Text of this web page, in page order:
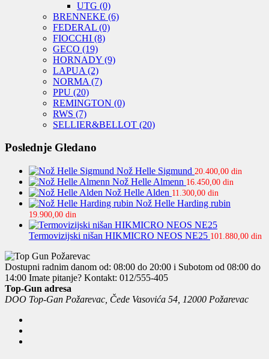
UTG (0)
BRENNEKE (6)
FEDERAL (0)
FIOCCHI (8)
GECO (19)
HORNADY (9)
LAPUA (2)
NORMA (7)
PPU (20)
REMINGTON (0)
RWS (7)
SELLIER&BELLOT (20)
Poslednje Gledano
Nož Helle Sigmund 20.400,00 din
Nož Helle Almenn 16.450,00 din
Nož Helle Alden 11.300,00 din
Nož Helle Harding rubin
19.900,00 din
Termovizijski nišan HIKMICRO NEOS NE25 101.880,00 din
Dostupni radnim danom od: 08:00 do 20:00 i Subotom od 08:00 do
14:00 Imate pitanje? Kontakt: 012/555-405
Top-Gun adresa
DOO Top-Gan Požarevac, Čede Vasovića 54, 12000 Požarevac